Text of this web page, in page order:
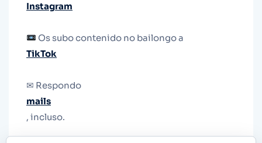
Instagram
Os subo contenido no bailongo a
TikTok
✉ Respondo
mails
, incluso.